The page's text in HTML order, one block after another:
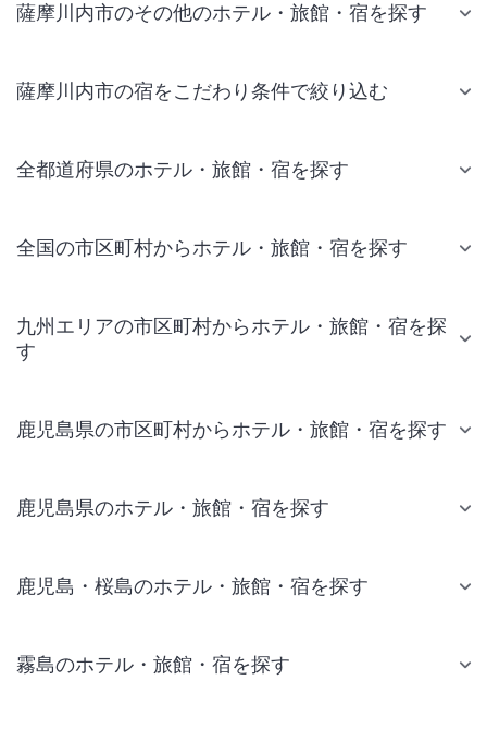
薩摩川内市のその他のホテル・旅館・宿を探す
薩摩川内市の宿をこだわり条件で絞り込む
全都道府県のホテル・旅館・宿を探す
全国の市区町村からホテル・旅館・宿を探す
九州エリアの市区町村からホテル・旅館・宿を探
す
鹿児島県の市区町村からホテル・旅館・宿を探す
鹿児島県のホテル・旅館・宿を探す
鹿児島・桜島のホテル・旅館・宿を探す
霧島のホテル・旅館・宿を探す